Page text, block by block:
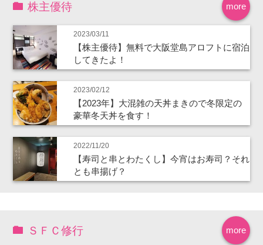
more
株主優待
2023/03/11
【株主優待】無料で大阪堂島アロフトに宿泊
してきたよ！
2023/02/12
【2023年】大混雑の天丼まきので冬限定の
豪華冬天丼を食す！
2022/11/20
【寿司と串とわたくし】今宵はお寿司？それ
とも串揚げ？
more
ＳＦＣ修行